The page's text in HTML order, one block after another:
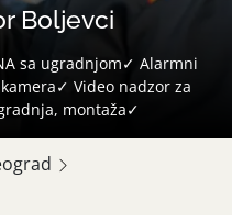
Boljevci
sa ugradnjom✓ Alarmni
Video nadzor za
montaža✓